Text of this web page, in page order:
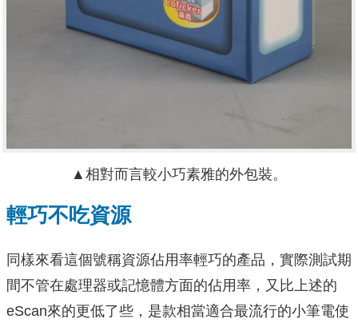
▲相對而言較小巧素雅的外包裝。
輕巧不吃資源
同樣來看這個號稱資源佔用率輕巧的產品，實際測試期
間不管在處理器或記憶體方面的佔用率，又比上述的
eScan來的更低了些，是款相當適合最流行的小筆電使